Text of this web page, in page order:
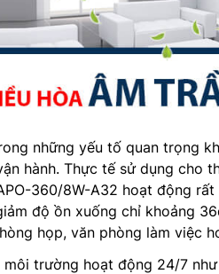
những yếu tố quan trọng
hành. Thực tế sử dụng cho
360/8W-A32 hoạt động
độ ồn xuống chỉ khoảng
họp, văn phòng làm việc
môi trường hoạt động 24/7